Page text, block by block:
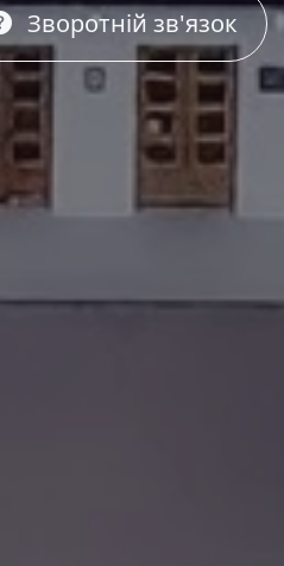
Зворотній зв'язок